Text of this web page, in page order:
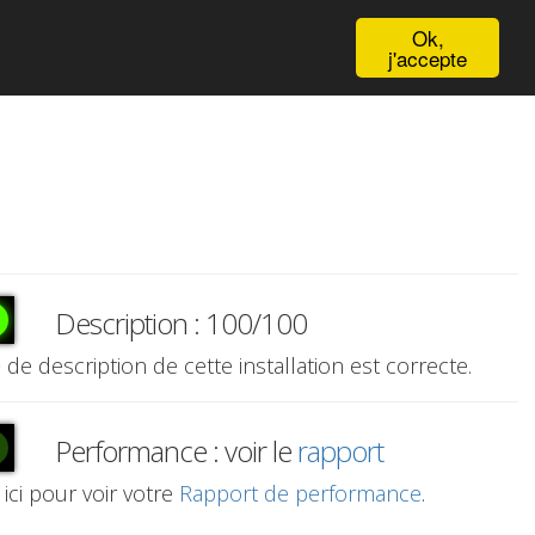
Ok,
j'accepte
Description : 100/100
de description de cette installation est correcte.
Performance : voir lerapport
ici pour voir votre Rapport de performance.